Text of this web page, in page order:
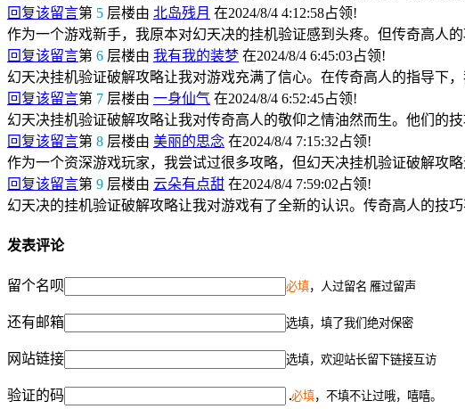
回复该留言第 5 层楼由 北岛残月 在2024/8/4 4:12:58占领!
作为一个游戏新手，我原本对幻天决的挂机验证感到头疼。但传奇高人
回复该留言第 6 层楼由 我有我的装梦 在2024/8/4 6:45:03占领!
幻天决挂机验证破解攻略让我对游戏充满了信心。在传奇高人的指导下
回复该留言第 7 层楼由 一身仙气 在2024/8/4 6:52:45占领!
幻天决挂机验证破解攻略让我对传奇高人的敬仰之情油然而生。他们的
回复该留言第 8 层楼由 美丽的思念 在2024/8/4 7:15:32占领!
作为一个资深游戏玩家，我尝试过很多攻略，但幻天决挂机验证破解攻
回复该留言第 9 层楼由 云朵有点甜 在2024/8/4 7:59:02占领!
幻天决的挂机验证破解攻略让我对游戏有了全新的认识。传奇高人的技
发表评论
留个名呗 必填，人过留名 雁过留声
还有邮箱 选填，填了我们绝对保密
网站链接 选填，欢迎站长留下链接互访
验证的码 必填，不填不让过哦，嘻嘻。